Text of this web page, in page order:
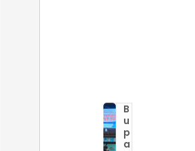
B
u
p
a